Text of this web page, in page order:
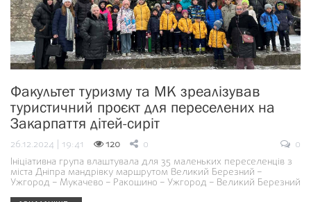
Факультет туризму та МК зреалізував
туристичний проєкт для переселених на
Закарпаття дітей-сиріт
26.12.2024 | 19:41 120 0
0
Ініціативна група влаштувала для 35 маленьких переселенців з
міста Дніпра мандрівку маршрутом Великий Березний –
Ужгород – Мукачево – Ракошино – Ужгород – Великий Березний